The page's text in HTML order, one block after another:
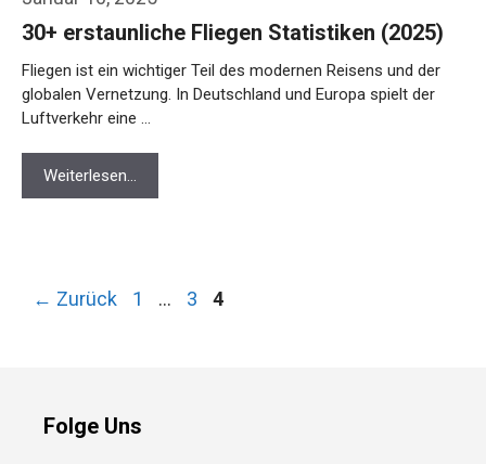
30+ erstaunliche Fliegen Statistiken (2025)
Fliegen ist ein wichtiger Teil des modernen Reisens und der
globalen Vernetzung. In Deutschland und Europa spielt der
Luftverkehr eine …
Weiterlesen…
← Zurück Seite
1 … Seite
3 Seite
4
Folge Uns